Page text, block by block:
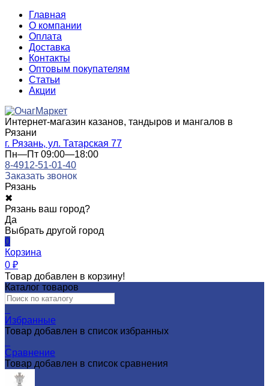
Главная
О компании
Оплата
Доставка
Контакты
Оптовым покупателям
Статьи
Акции
Интернет-магазин казанов, тандыров и мангалов в
Рязани
г. Рязань, ул. Татарская 77
Пн—Пт 09:00—18:00
8-4912-51-01-40
Заказать звонок
Рязань
✖
Рязань ваш город?
Да
Выбрать другой город
0
Корзина
0 ₽
Товар добавлен в корзину!
Каталог товаров
Избранные
Товар добавлен в список избранных
Сравнение
Товар добавлен в список сравнения